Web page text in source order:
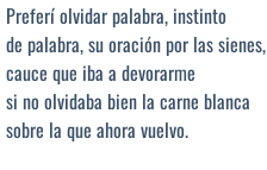
Preferí olvidar palabra, instinto
de palabra, su oración por las sienes,
cauce que iba a devorarme
si no olvidaba bien la carne blanca
sobre la que ahora vuelvo.